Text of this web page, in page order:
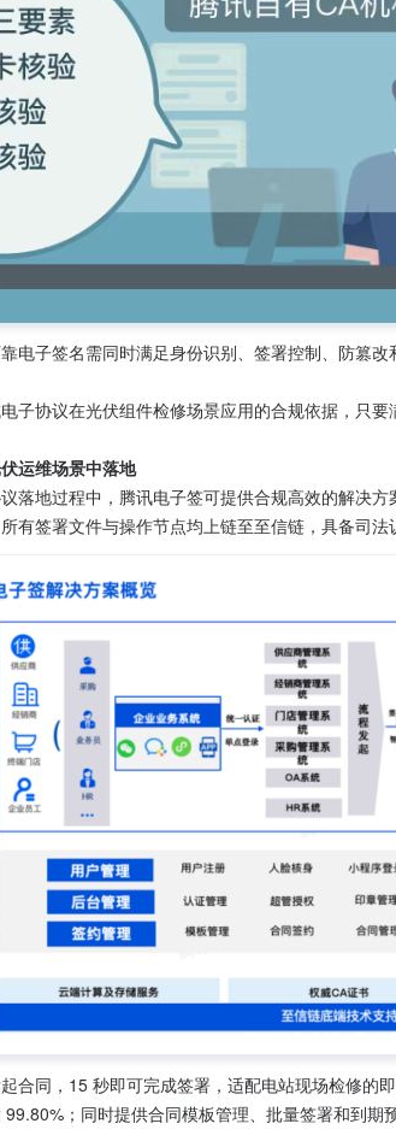
靠电子签名需同时满足身份识别、签署控制、防篡
子协议在光伏组件检修场景应用的合规依据，只
运维场景中落地
落地过程中，腾讯电子签可提供合规高效的解决
有签署文件与操作节点均上链至至信链，具备司法
合同，15 秒即可完成签署，适配电站现场检修的
；同时提供合同模板管理、批量签署和到